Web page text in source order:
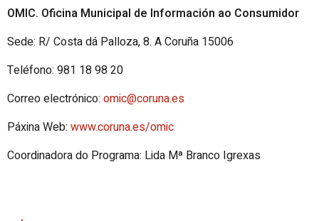
OMIC. Oficina Municipal de Información ao Consumidor
Sede: R/ Costa dá Palloza, 8. A Coruña 15006
Teléfono: 981 18 98 20
Correo electrónico: omic@coruna.es
Páxina Web: www.coruna.es/omic
Coordinadora do Programa: Lida Mª Branco Igrexas